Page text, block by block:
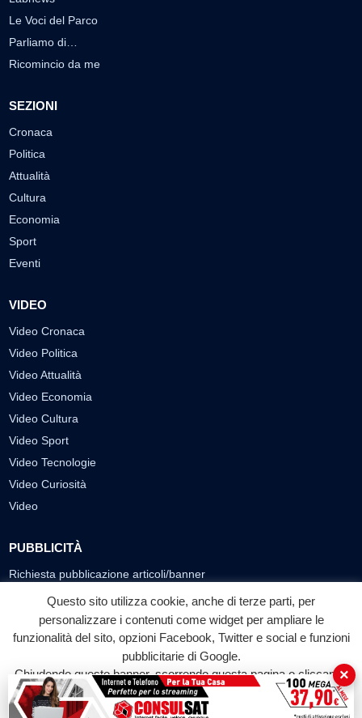
Le Voci del Parco
Parliamo di…
Ricomincio da me
SEZIONI
Cronaca
Politica
Attualità
Cultura
Economia
Sport
Eventi
VIDEO
Video Cronaca
Video Politica
Video Attualità
Video Economia
Video Cultura
Video Sport
Video Tecnologie
Video Curiosità
Video
PUBBLICITÀ
Richiesta pubblicazione articoli/banner
SEGUICI SUI SOCIAL
f
Facebook
◎ ▶
YouTube
Questo sito utilizza cookie, anche di terze parti, per
personalizzare i contenuti come widget per ampliare le
funzionalità del sito, opzioni Facebook, Twitter e social e funzioni
pubblicitarie di Google.
Chiudendo questo banner, scorrendo questa pagina o cliccando
su qualunque suo elemento acconsenti all'uso dei cookie.
×